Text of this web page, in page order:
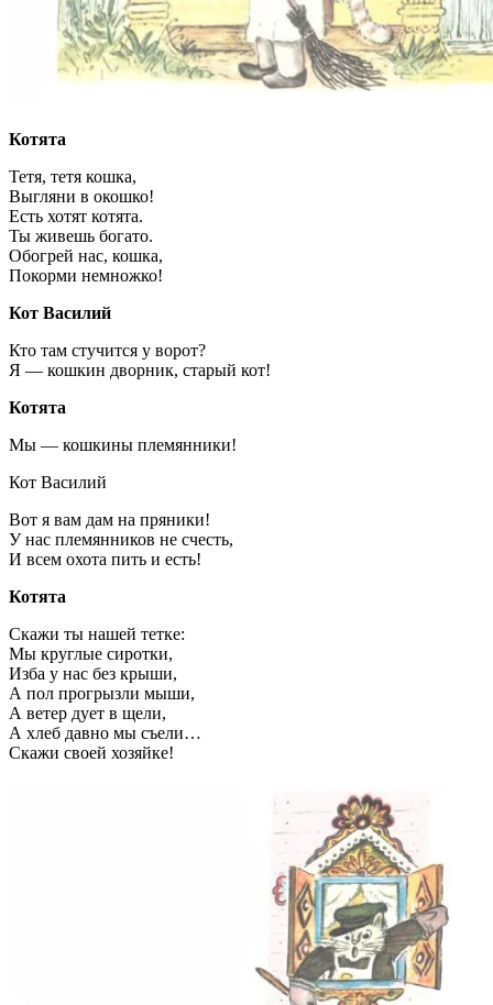
Котята
Тетя, тетя кошка,
Выгляни в окошко!
Есть хотят котята.
Ты живешь богато.
Обогрей нас, кошка,
Покорми немножко!
Кот Василий
Кто там стучится у ворот?
Я — кошкин дворник, старый кот!
Котята
Мы — кошкины племянники!
Кот Василий
Вот я вам дам на пряники!
У нас племянников не счесть,
И всем охота пить и есть!
Котята
Скажи ты нашей тетке:
Мы круглые сиротки,
Изба у нас без крыши,
А пол прогрызли мыши,
А ветер дует в щели,
А хлеб давно мы съели…
Скажи своей хозяйке!